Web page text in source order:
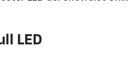
LED